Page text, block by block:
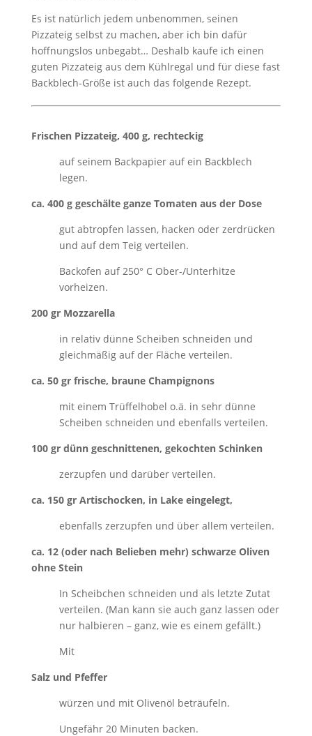
Es ist natürlich jedem unbenommen, seinen
Pizzateig selbst zu machen, aber ich bin dafür
hoffnungslos unbegabt… Deshalb kaufe ich einen
guten Pizzateig aus dem Kühlregal und für diese fast
Backblech-Größe ist auch das folgende Rezept.
Frischen Pizzateig, 400 g, rechteckig
auf seinem Backpapier auf ein Backblech
legen.
ca. 400 g geschälte ganze Tomaten aus der Dose
gut abtropfen lassen, hacken oder zerdrücken
und auf dem Teig verteilen.
Backofen auf 250° C Ober-/Unterhitze
vorheizen.
200 gr Mozzarella
in relativ dünne Scheiben schneiden und
gleichmäßig auf der Fläche verteilen.
ca. 50 gr frische, braune Champignons
mit einem Trüffelhobel o.ä. in sehr dünne
Scheiben schneiden und ebenfalls verteilen.
100 gr dünn geschnittenen, gekochten Schinken
zerzupfen und darüber verteilen.
ca. 150 gr Artischocken, in Lake eingelegt,
ebenfalls zerzupfen und über allem verteilen.
ca. 12 (oder nach Belieben mehr) schwarze Oliven
ohne Stein
In Scheibchen schneiden und als letzte Zutat
verteilen. (Man kann sie auch ganz lassen oder
nur halbieren – ganz, wie es einem gefällt.)
Mit
Salz und Pfeffer
würzen und mit Olivenöl beträufeln.
Ungefähr 20 Minuten backen.